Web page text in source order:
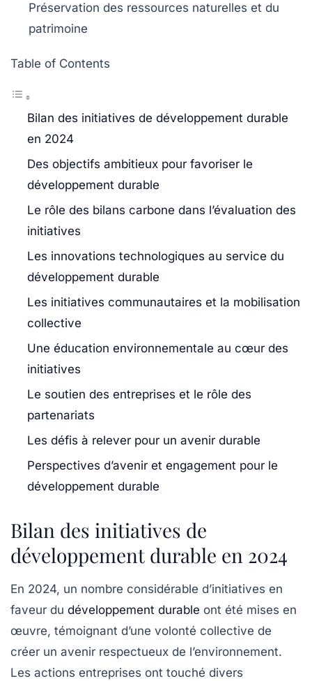
Préservation des ressources naturelles et du
patrimoine
Table of Contents
Bilan des initiatives de développement durable
en 2024
Des objectifs ambitieux pour favoriser le
développement durable
Le rôle des bilans carbone dans l’évaluation des
initiatives
Les innovations technologiques au service du
développement durable
Les initiatives communautaires et la mobilisation
collective
Une éducation environnementale au cœur des
initiatives
Le soutien des entreprises et le rôle des
partenariats
Les défis à relever pour un avenir durable
Perspectives d’avenir et engagement pour le
développement durable
Bilan des initiatives de
développement durable en 2024
En 2024, un nombre considérable d’initiatives en
faveur du développement durable ont été mises en
œuvre, témoignant d’une volonté collective de
créer un avenir respectueux de l’environnement.
Les actions entreprises ont touché divers